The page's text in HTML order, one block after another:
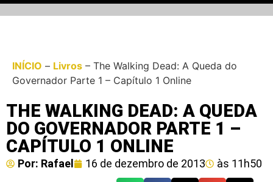
INÍCIO – Livros – The Walking Dead: A Queda do
Governador Parte 1 – Capítulo 1 Online
THE WALKING DEAD: A QUEDA
DO GOVERNADOR PARTE 1 –
CAPÍTULO 1 ONLINE
Por: Rafael 16 de dezembro de 2013 às 11h50